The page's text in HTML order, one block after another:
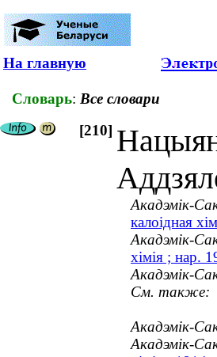
На главную
Словарь: Все словари
[210]
Акадэмік-
калоідная
Акадэмік-
хімія ; нар.
Акадэмік-
См. также:
Акадэмік-
Акадэмік-